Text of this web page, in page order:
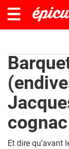
cognac
Et dire qu’avant